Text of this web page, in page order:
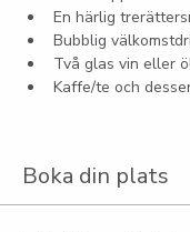
En härlig
Bubblig
Två glas vin eller
Kaffe/te och
Boka din plats